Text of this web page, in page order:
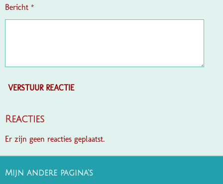
Bericht *
VERSTUUR REACTIE
Reacties
Er zijn geen reacties geplaatst.
Mijn andere pagina's